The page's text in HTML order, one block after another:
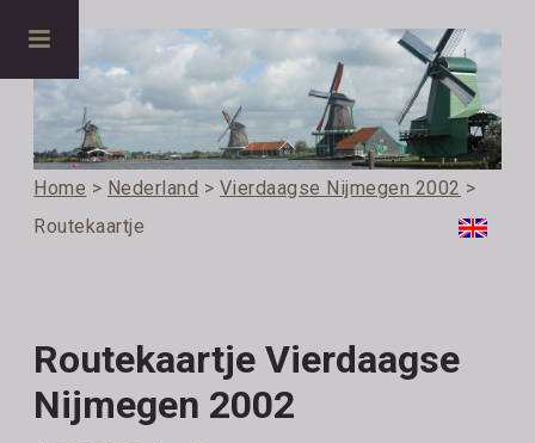
Home > Nederland > Vierdaagse Nijmegen 2002 >
Routekaartje
Routekaartje Vierdaagse
Nijmegen 2002